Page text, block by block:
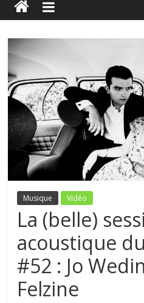
Musique Vidéo
La (belle)
acoustique
#52 : Jo
Felzine